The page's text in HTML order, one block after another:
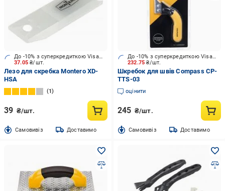
37.05₴/шт.
До -10% з суперкредиткою Visa Вигода
Лезо для скребка Montero XD-
HSA
1
39 ₴/шт.
Cамовивіз Доставимо
232.75₴/шт.
До -10% з суперкредиткою Visa Вигода
Шкребок для швів Compass CP-
TTS-03
оцінити
245 ₴/шт.
Cамовивіз Доставимо